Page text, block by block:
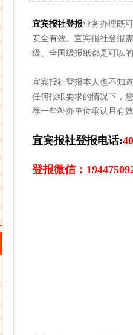
宜宾报社登报业务办理既
安全有效。宜宾报社登报
级、全国级报纸都是可以的
宜宾报社登报本人也不知
任何报纸要求的情况下，
荐一些补办单位承认且有
宜宾报社登报电话:
登报微信：